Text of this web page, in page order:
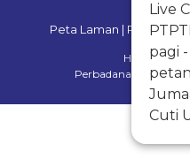
Live
pagi
Cuti
Peta Laman | Penafian|
Hak Cipta
Perbadanan Tabung